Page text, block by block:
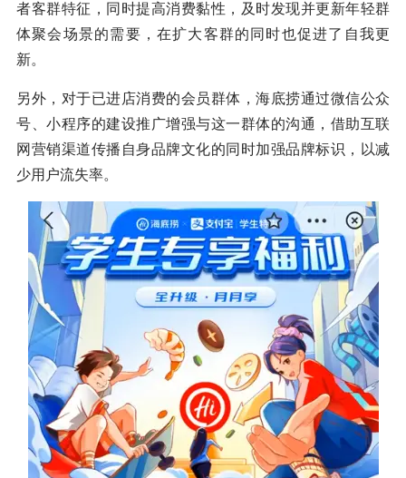
者客群特征，同时提高消费黏性，及时发现并更新年轻群
体聚会场景的需要，在扩大客群的同时也促进了自我更
新。
另外，对于已进店消费的会员群体，海底捞通过微信公众
号、小程序的建设推广增强与这一群体的沟通，借助互联
网营销渠道传播自身品牌文化的同时加强品牌标识，以减
少用户流失率。